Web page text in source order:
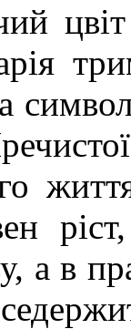
а в